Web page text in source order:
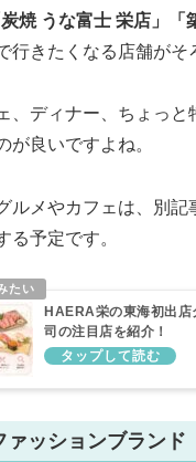
焼 うな富士 栄店」「
行きたくなる店舗がそ
、ディナー、ちょっと
が良いですよね。
ルメやカフェは、別記
る予定です。
HAERA栄の東海初出店
司の注目店を紹介！
ッションブランド